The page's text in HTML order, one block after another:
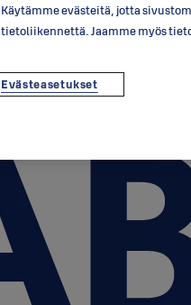
Käytämme evästeitä, jotta
tietoliikennettä. Jaamme myös
Evästeasetukset